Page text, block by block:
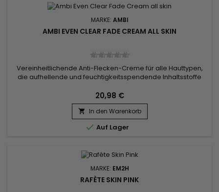
MARKE: AMBI
AMBI EVEN CLEAR FADE CREAM ALL SKIN
Vereinheitlichende Anti-Flecken-Creme für alle Hauttypen,
die aufhellende und feuchtigkeitsspendende Inhaltsstoffe
Hautunreinheiten zu reduzieren. Angereichert mit
Gluconolacton und Niacinamid entfernt die Ambi Fade
Cream abgestorbene Hautzellen, glättet die Hautstruktur,
reduziert feine Linien,...
20,98 €
 In den Warenkorb
 Auf Lager
MARKE: EM2H
RAFÈTE SKIN PINK